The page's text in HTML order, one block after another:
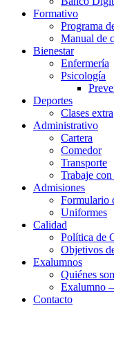
Formativo
Programa
Manual de
Bienestar
Enfermería
Psicología
Deportes
Clases extra
Administrativo
Cartera
Comedor
Transporte
Trabaje
Admisiones
Formulario
Uniformes
Calidad
Política de
Objetivos
Exalumnos
Quiénes
Exalumno
Contacto